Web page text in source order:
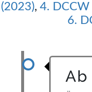
(2023), 4. DCCW
6.